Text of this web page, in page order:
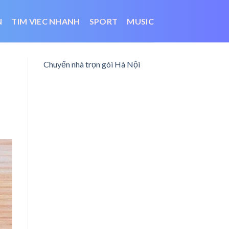
TIM VIEC NHANH SPORT MUSIC
Chuyển nhà trọn gói Hà Nội